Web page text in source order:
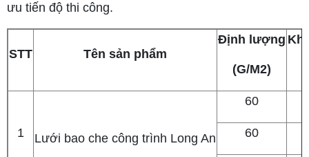
ưu tiến độ thi công.
STT Tên sản phẩm
Định lượng
(G/M2)
1 Lưới bao che công trình Long An
60
60